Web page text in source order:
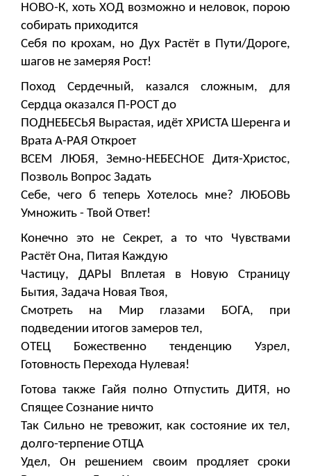
НОВО-К, хоть ХОД возможно и неловок, порою
собирать приходится
Себя по крохам, но Дух Растёт в Пути/Дороге,
шагов не замеряя Рост!
Поход Сердечный, казался сложным, для
Сердца оказался П-РОСТ до
ПОДНЕБЕСЬЯ Вырастая, идёт ХРИСТА Шеренга и
Врата А-РАЯ Откроет
ВСЕМ ЛЮБЯ, Земно-НЕБЕСНОЕ Дитя-Христос,
Позволь Вопрос Задать
Себе, чего б теперь Хотелось мне? ЛЮБОВЬ
Умножить - Твой Ответ!
Конечно это не Секрет, а то что Чувствами
Растёт Она, Питая Каждую
Частицу, ДАРЫ Вплетая в Новую Страницу
Бытия, Задача Новая Твоя,
Смотреть на Мир глазами БОГА, при
подведении итогов замеров тел,
ОТЕЦ Божественно тенденцию Узрел,
Готовность Перехода Нулевая!
Готова также Гайя полно Отпустить ДИТЯ, но
Спящее Сознание ничто
Так Сильно не тревожит, как состояние их тел,
долго-терпение ОТЦА
Удел, Он решением своим продляет сроки